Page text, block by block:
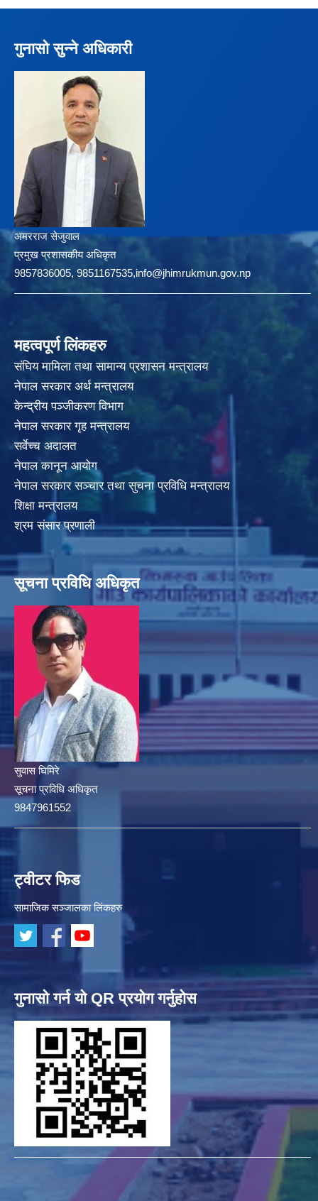
गुनासो सुन्ने अधिकारी
अमरराज सेजुवाल
प्रमुख प्रशासकीय अधिकृत
9857836005, 9851167535,info@jhimrukmun.gov.np
महत्वपूर्ण लिंकहरु
संघिय मामिला तथा सामान्य प्रशासन मन्त्रालय
नेपाल सरकार अर्थ मन्त्रालय
केन्द्रीय पञ्जीकरण विभाग
नेपाल सरकार गृह मन्त्रालय
सर्वेच्च अदालत
नेपाल कानून आयोग
नेपाल सरकार सञ्चार तथा सुचना प्रविधि मन्त्रालय
शिक्षा मन्त्रालय
श्रम संसार प्रणाली
सूचना प्रविधि अधिकृत
सुवास घिमिरे
सूचना प्रविधि अधिकृत
9847961552
ट्वीटर फिड
सामाजिक सञ्जालका लिंकहरु
गुनासो गर्न यो QR प्रयोग गर्नुहोस